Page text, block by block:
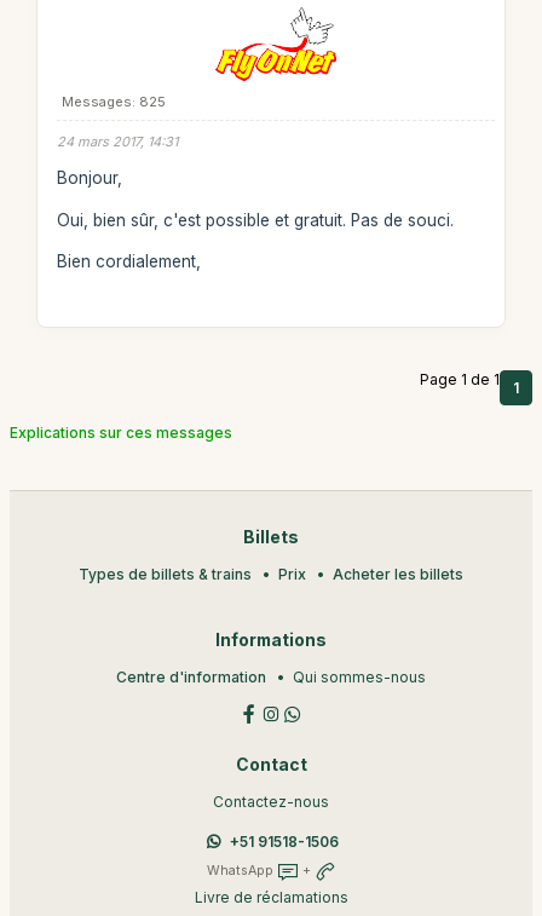
Messages: 825
24 mars 2017, 14:31
Bonjour,
Oui, bien sûr, c'est possible et gratuit. Pas de souci.
Bien cordialement,
Page 1 de 1 1
Explications sur ces messages
Billets
Types de billets & trains Prix Acheter les billets
Informations
Centre d'information Qui sommes-nous
Contact
Contactez-nous
+51 91518-1506
WhatsApp +
Livre de réclamations